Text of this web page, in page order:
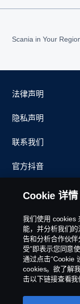
Scania in Your
法律声明
隐私声明
联系我们
官方抖音
举报制度
京ICP备11044648
Cookie政策
Cookie 设置
Cookie 详情
我们使用 cookies
能，并分析我们
告和分析合作伙
受”即表示您同意
通过点击“Cookie
cookies。欲了解
击以下链接查看我